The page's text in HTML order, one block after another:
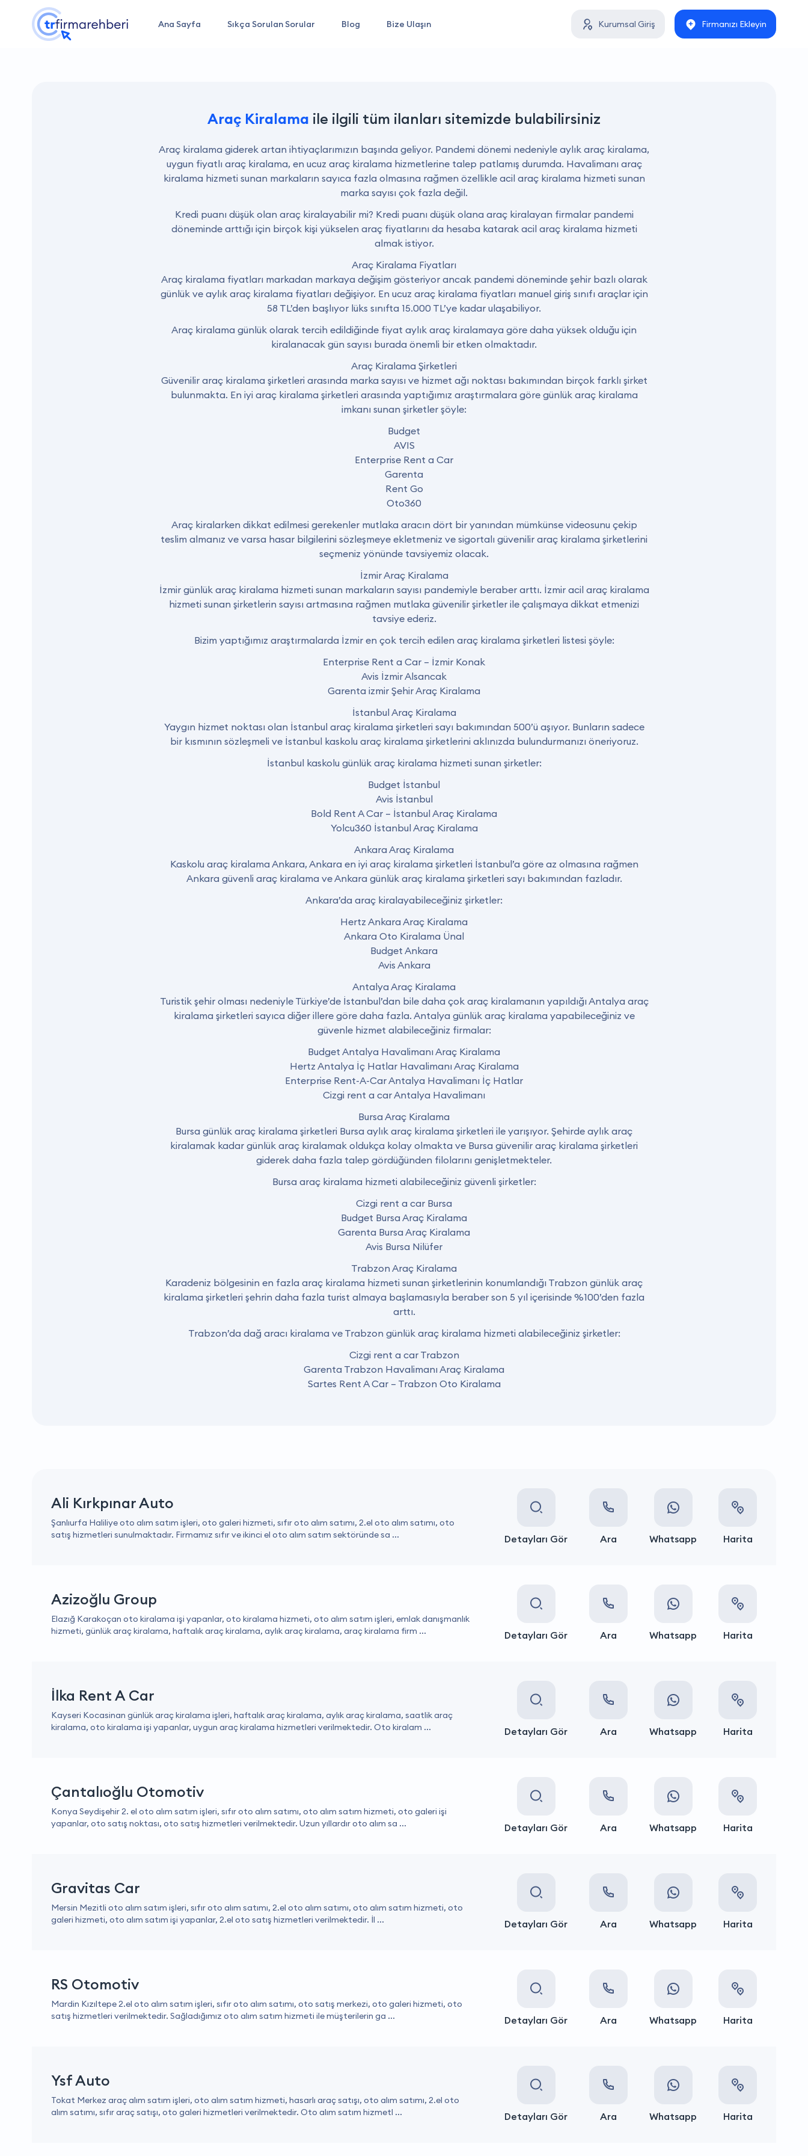
Ana Sayfa Sıkça Sorulan Sorular Blog Bize Ulaşın Kurumsal Giriş Firmanızı Ekleyin
Araç Kiralama ile ilgili tüm ilanları sitemizde bulabilirsiniz
Araç kiralama giderek artan ihtiyaçlarımızın başında geliyor. Pandemi dönemi nedeniyle aylık araç kiralama,
uygun fiyatlı araç kiralama, en ucuz araç kiralama hizmetlerine talep patlamış durumda. Havalimanı araç
kiralama hizmeti sunan markaların sayıca fazla olmasına rağmen özellikle acil araç kiralama hizmeti sunan
marka sayısı çok fazla değil.
Kredi puanı düşük olan araç kiralayabilir mi? Kredi puanı düşük olana araç kiralayan firmalar pandemi
döneminde arttığı için birçok kişi yükselen araç fiyatlarını da hesaba katarak acil araç kiralama hizmeti
almak istiyor.
Araç Kiralama Fiyatları
Araç kiralama fiyatları markadan markaya değişim gösteriyor ancak pandemi döneminde şehir bazlı olarak
günlük ve aylık araç kiralama fiyatları değişiyor. En ucuz araç kiralama fiyatları manuel giriş sınıfı araçlar için
58 TL’den başlıyor lüks sınıfta 15.000 TL’ye kadar ulaşabiliyor.
Araç kiralama günlük olarak tercih edildiğinde fiyat aylık araç kiralamaya göre daha yüksek olduğu için
kiralanacak gün sayısı burada önemli bir etken olmaktadır.
Araç Kiralama Şirketleri
Güvenilir araç kiralama şirketleri arasında marka sayısı ve hizmet ağı noktası bakımından birçok farklı şirket
bulunmakta. En iyi araç kiralama şirketleri arasında yaptığımız araştırmalara göre günlük araç kiralama
imkanı sunan şirketler şöyle:
Budget
AVIS
Enterprise Rent a Car
Garenta
Rent Go
Oto360
Araç kiralarken dikkat edilmesi gerekenler mutlaka aracın dört bir yanından mümkünse videosunu çekip
teslim almanız ve varsa hasar bilgilerini sözleşmeye ekletmeniz ve sigortalı güvenilir araç kiralama şirketlerini
seçmeniz yönünde tavsiyemiz olacak.
İzmir Araç Kiralama
İzmir günlük araç kiralama hizmeti sunan markaların sayısı pandemiyle beraber arttı. İzmir acil araç kiralama
hizmeti sunan şirketlerin sayısı artmasına rağmen mutlaka güvenilir şirketler ile çalışmaya dikkat etmenizi
tavsiye ederiz.
Bizim yaptığımız araştırmalarda İzmir en çok tercih edilen araç kiralama şirketleri listesi şöyle:
Enterprise Rent a Car – İzmir Konak
Avis İzmir Alsancak
Garenta izmir Şehir Araç Kiralama
İstanbul Araç Kiralama
Yaygın hizmet noktası olan İstanbul araç kiralama şirketleri sayı bakımından 500’ü aşıyor. Bunların sadece
bir kısmının sözleşmeli ve İstanbul kaskolu araç kiralama şirketlerini aklınızda bulundurmanızı öneriyoruz.
İstanbul kaskolu günlük araç kiralama hizmeti sunan şirketler:
Budget İstanbul
Avis İstanbul
Bold Rent A Car – İstanbul Araç Kiralama
Yolcu360 İstanbul Araç Kiralama
Ankara Araç Kiralama
Kaskolu araç kiralama Ankara, Ankara en iyi araç kiralama şirketleri İstanbul’a göre az olmasına rağmen
Ankara güvenli araç kiralama ve Ankara günlük araç kiralama şirketleri sayı bakımından fazladır.
Ankara’da araç kiralayabileceğiniz şirketler:
Hertz Ankara Araç Kiralama
Ankara Oto Kiralama Ünal
Budget Ankara
Avis Ankara
Antalya Araç Kiralama
Turistik şehir olması nedeniyle Türkiye’de İstanbul’dan bile daha çok araç kiralamanın yapıldığı Antalya araç
kiralama şirketleri sayıca diğer illere göre daha fazla. Antalya günlük araç kiralama yapabileceğiniz ve
güvenle hizmet alabileceğiniz firmalar:
Budget Antalya Havalimanı Araç Kiralama
Hertz Antalya İç Hatlar Havalimanı Araç Kiralama
Enterprise Rent-A-Car Antalya Havalimanı İç Hatlar
Cizgi rent a car Antalya Havalimanı
Bursa Araç Kiralama
Bursa günlük araç kiralama şirketleri Bursa aylık araç kiralama şirketleri ile yarışıyor. Şehirde aylık araç
kiralamak kadar günlük araç kiralamak oldukça kolay olmakta ve Bursa güvenilir araç kiralama şirketleri
giderek daha fazla talep gördüğünden filolarını genişletmekteler.
Bursa araç kiralama hizmeti alabileceğiniz güvenli şirketler:
Cizgi rent a car Bursa
Budget Bursa Araç Kiralama
Garenta Bursa Araç Kiralama
Avis Bursa Nilüfer
Trabzon Araç Kiralama
Karadeniz bölgesinin en fazla araç kiralama hizmeti sunan şirketlerinin konumlandığı Trabzon günlük araç
kiralama şirketleri şehrin daha fazla turist almaya başlamasıyla beraber son 5 yıl içerisinde %100’den fazla
arttı.
Trabzon’da dağ aracı kiralama ve Trabzon günlük araç kiralama hizmeti alabileceğiniz şirketler:
Cizgi rent a car Trabzon
Garenta Trabzon Havalimanı Araç Kiralama
Sartes Rent A Car – Trabzon Oto Kiralama
Ali Kırkpınar Auto
Şanlıurfa Haliliye oto alım satım işleri, oto galeri hizmeti, sıfır oto alım satımı, 2.el oto alım satımı, oto
satış hizmetleri sunulmaktadır. Firmamız sıfır ve ikinci el oto alım satım sektöründe sa ...
Detayları Gör Ara Whatsapp Harita
Azizoğlu Group
Elazığ Karakoçan oto kiralama işi yapanlar, oto kiralama hizmeti, oto alım satım işleri, emlak danışmanlık
hizmeti, günlük araç kiralama, haftalık araç kiralama, aylık araç kiralama, araç kiralama firm ...
Detayları Gör Ara Whatsapp Harita
İlka Rent A Car
Kayseri Kocasinan günlük araç kiralama işleri, haftalık araç kiralama, aylık araç kiralama, saatlik araç
kiralama, oto kiralama işi yapanlar, uygun araç kiralama hizmetleri verilmektedir. Oto kiralam ...
Detayları Gör Ara Whatsapp Harita
Çantalıoğlu Otomotiv
Konya Seydişehir 2. el oto alım satım işleri, sıfır oto alım satımı, oto alım satım hizmeti, oto galeri işi
yapanlar, oto satış noktası, oto satış hizmetleri verilmektedir. Uzun yıllardır oto alım sa ...
Detayları Gör Ara Whatsapp Harita
Gravitas Car
Mersin Mezitli oto alım satım işleri, sıfır oto alım satımı, 2.el oto alım satımı, oto alım satım hizmeti, oto
galeri hizmeti, oto alım satım işi yapanlar, 2.el oto satış hizmetleri verilmektedir. İl ...
Detayları Gör Ara Whatsapp Harita
RS Otomotiv
Mardin Kızıltepe 2.el oto alım satım işleri, sıfır oto alım satımı, oto satış merkezi, oto galeri hizmeti, oto
satış hizmetleri verilmektedir. Sağladığımız oto alım satım hizmeti ile müşterilerin ga ...
Detayları Gör Ara Whatsapp Harita
Ysf Auto
Tokat Merkez araç alım satım işleri, oto alım satım hizmeti, hasarlı araç satışı, oto alım satımı, 2.el oto
alım satımı, sıfır araç satışı, oto galeri hizmetleri verilmektedir. Oto alım satım hizmetl ...
Detayları Gör Ara Whatsapp Harita